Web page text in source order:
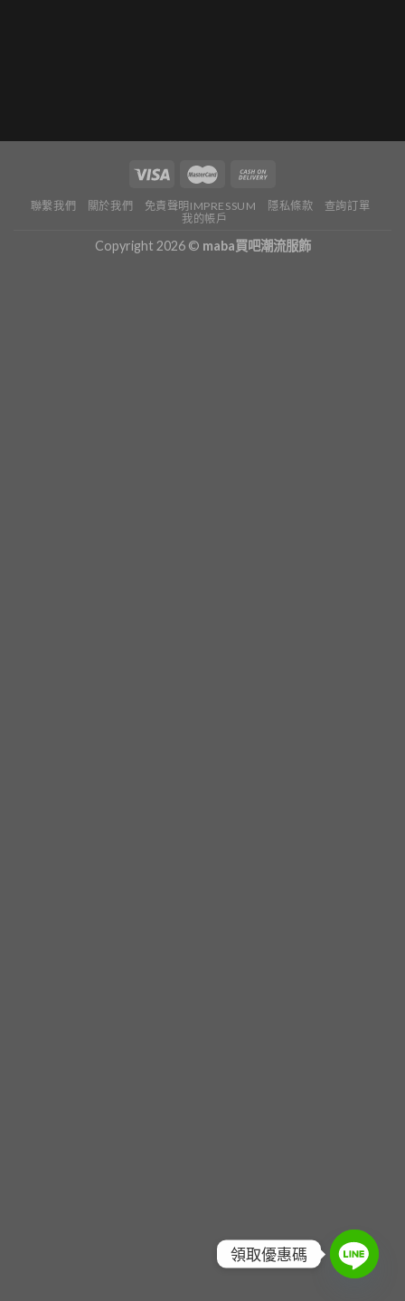
聯繫我們 關於我們 免責聲明IMPRESSUM 隱私條款
查詢訂單
我的帳戶
Copyright 2026 © maba買吧潮流服飾
領取優惠碼